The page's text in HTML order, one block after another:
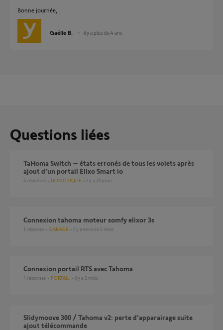
Bonne journée,
Gaëlle B. il y a plus de 4 ans
Questions liées
TaHoma Switch – états erronés de tous les volets après
ajout d’un portail Elixo Smart io
4 réponses DOMOTIQUE il y a 20 jours
Connexion tahoma moteur somfy elixor 3s
1 réponse GARAGE il y a environ 2 mois
Connexion portail RTS avec Tahoma
4 réponses PORTAIL il y a 2 mois
Slidymoove 300 / Tahoma v2: perte d'apparairage suite
ajout télécommande